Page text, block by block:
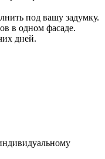
под вашу задумку.
в одном фасаде.
дней.